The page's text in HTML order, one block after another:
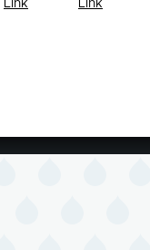
Link Link